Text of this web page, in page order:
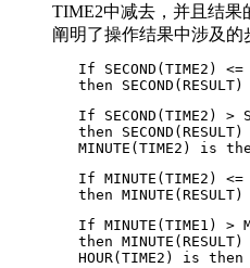
TIME2中减去，并且结果
阐明了操作结果中涉及的
If SECOND(TIME2) <=
then
If SECOND(TIME2) >
then
MINUTE(TIME2) is
If MINUTE(TIME2) <=
then
If MINUTE(TIME1) >
then
HOUR(TIME2) is then